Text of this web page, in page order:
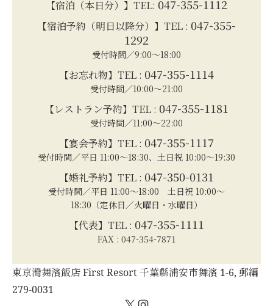
【宿泊（本日分）】TEL: 047-355-1112
【宿泊予約（明日以降分）】TEL : 047-355-
1292
受付時間／9:00～18:00
【お忘れ物】TEL : 047-355-1114
受付時間／10:00～21:00
【レストラン予約】TEL : 047-355-1181
受付時間／11:00～22:00
【宴会予約】TEL : 047-355-1117
受付時間／平日 11:00～18:30、土日祝 10:00～19:30
【婚礼予約】TEL : 047-350-0131
受付時間／平日 11:00～18:00 土日祝 10:00～
18:30（定休日／火曜日・水曜日）
【代表】TEL : 047-355-1111
FAX : 047-354-7871
東京灣舞濱飯店 First Resort 千葉縣浦安市舞濱 1-6, 郵編
279-0031